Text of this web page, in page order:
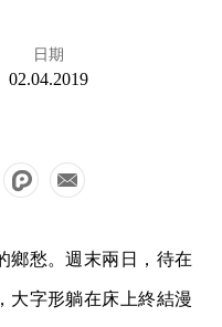
日期
02.04.2019
鄉愁。週末兩日，待在
大字形躺在床上終結漫